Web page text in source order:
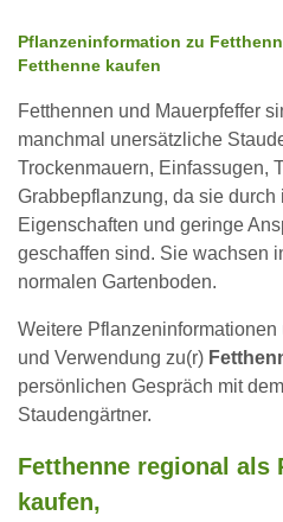
Pflanzeninformation zu
Fetthenne kaufen
Fetthennen und Mauerpfeffer
manchmal unersätzliche
Trockenmauern, Einfassugen,
Grabbepflanzung, da sie
Eigenschaften und geringe
geschaffen sind. Sie wachsen
normalen Gartenboden.
Weitere
und Verwendung zu(r)
persönlichen Gespräch mit
Staudengärtner.
Fetthenne regional als
kaufen,